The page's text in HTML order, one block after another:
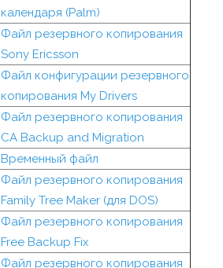
календаря (Palm)
Файл резервного копирования
Sony Ericsson
Файл конфигурации резервного
копирования My Drivers
Файл резервного копирования
CA Backup and Migration
Временный файл
Файл резервного копирования
Family Tree Maker (для DOS)
Файл резервного копирования
Free Backup Fix
Файл резервного копирования